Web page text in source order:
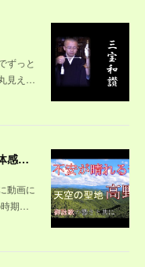
ずっと
見え…
【天空の聖地高野山】御詠歌の響きで体感する高野山～紅葉の山々や、雪景色に包まれた壇上伽藍、荘厳な奥之院の風景を、観光する気分で味わって下さい
動画に
時期…